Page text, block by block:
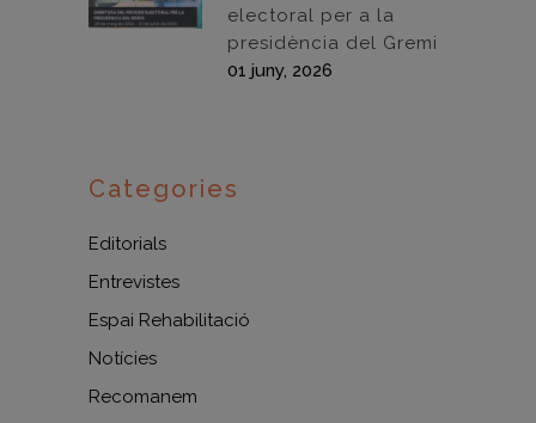
electoral per a la
presidència del Gremi
01 juny, 2026
Categories
Editorials
Entrevistes
Espai Rehabilitació
Notícies
Recomanem